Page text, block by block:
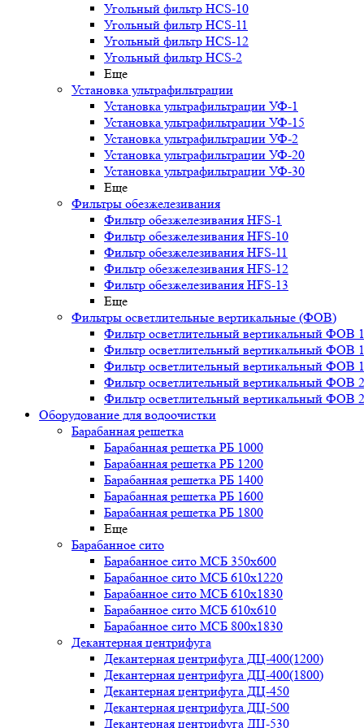
Угольный фильтр HСS-10
Угольный фильтр HСS-11
Угольный фильтр HСS-12
Угольный фильтр HСS-2
Еще
Установка ультрафильтрации
Установка ультрафильтрации УФ-1
Установка ультрафильтрации УФ-15
Установка ультрафильтрации УФ-2
Установка ультрафильтрации УФ-20
Установка ультрафильтрации УФ-30
Еще
Фильтры обезжелезивания
Фильтр обезжелезивания HFS-1
Фильтр обезжелезивания HFS-10
Фильтр обезжелезивания HFS-11
Фильтр обезжелезивания HFS-12
Фильтр обезжелезивания HFS-13
Еще
Фильтры осветлительные вертикальные (ФОВ)
Фильтр осветлительный вертикальный ФОВ
Фильтр осветлительный вертикальный ФОВ
Фильтр осветлительный вертикальный ФОВ
Фильтр осветлительный вертикальный ФОВ
Фильтр осветлительный вертикальный ФОВ
Оборудование для водоочистки
Барабанная решетка
Барабанная решетка РБ 1000
Барабанная решетка РБ 1200
Барабанная решетка РБ 1400
Барабанная решетка РБ 1600
Барабанная решетка РБ 1800
Еще
Барабанное сито
Барабанное сито МСБ 350x600
Барабанное сито МСБ 610x1220
Барабанное сито МСБ 610x1830
Барабанное сито МСБ 610x610
Барабанное сито МСБ 800x1830
Декантерная центрифуга
Декантерная центрифуга ДЦ-400(1200)
Декантерная центрифуга ДЦ-400(1800)
Декантерная центрифуга ДЦ-450
Декантерная центрифуга ДЦ-500
Декантерная центрифуга ДЦ-530